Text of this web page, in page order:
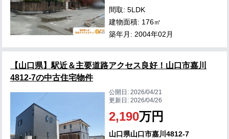
間取: 5LDK
建物面積: 176㎡
築年月: 2004年02月
【山口県】駅近＆主要道路アクセス良好！山口市嘉川
4812-7の中古住宅物件
公開日:2026/04/21
更新日:2026/04/26
2,190万円
山口県山口市嘉川4812-7